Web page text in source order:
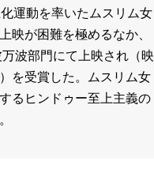
運動を率いたムスリム女
映が困難を極めるなか、
波部門にて上映され（映
を受賞した。ムスリム女
るヒンドゥー至上主義の